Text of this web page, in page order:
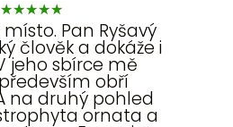
★★★★★
Pan Ryšavý
člověk a dokáže i
jeho sbírce mě
obří
na druhý pohled
ornata a